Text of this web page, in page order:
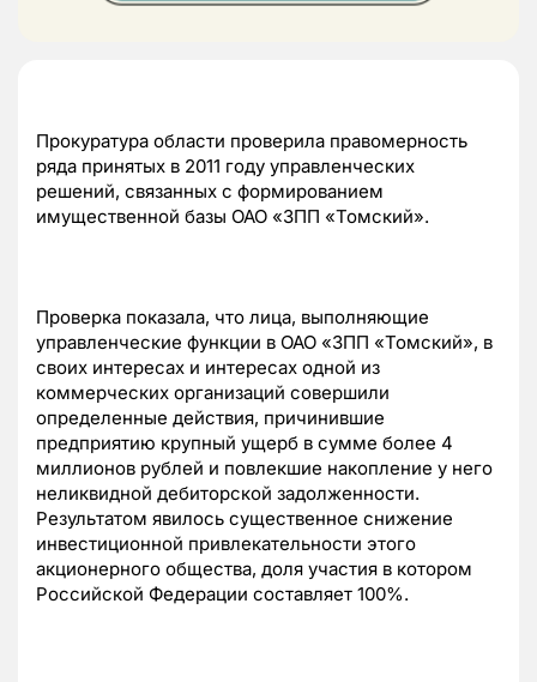
Прокуратура области проверила правомерность
ряда принятых в 2011 году управленческих
решений, связанных с формированием
имущественной базы ОАО «ЗПП «Томский».
Проверка показала, что лица, выполняющие
управленческие функции в ОАО «ЗПП «Томский», в
своих интересах и интересах одной из
коммерческих организаций совершили
определенные действия, причинившие
предприятию крупный ущерб в сумме более 4
миллионов рублей и повлекшие накопление у него
неликвидной дебиторской задолженности.
Результатом явилось существенное снижение
инвестиционной привлекательности этого
акционерного общества, доля участия в котором
Российской Федерации составляет 100%.